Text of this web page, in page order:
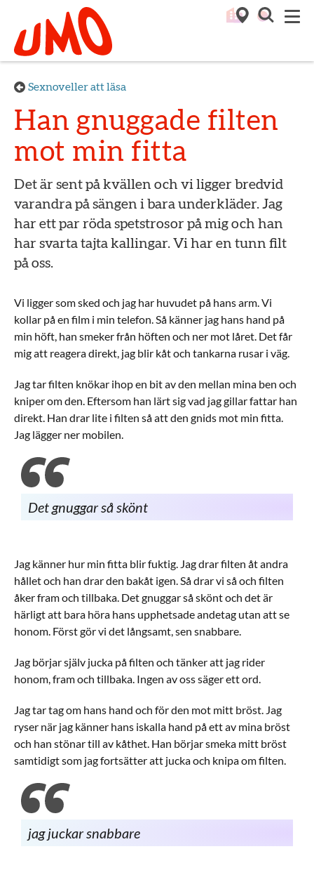
Till startsidan för Umo
Sexnoveller att läsa
Han gnuggade filten
mot min fitta
Det är sent på kvällen och vi ligger bredvid
varandra på sängen i bara underkläder. Jag
har ett par röda spetstrosor på mig och han
har svarta tajta kallingar. Vi har en tunn filt
på oss.
Vi ligger som sked och jag har huvudet på hans arm. Vi
kollar på en film i min telefon. Så känner jag hans hand på
min höft, han smeker från höften och ner mot låret. Det får
mig att reagera direkt, jag blir kåt och tankarna rusar i väg.
Jag tar filten knökar ihop en bit av den mellan mina ben och
kniper om den. Eftersom han lärt sig vad jag gillar fattar han
direkt. Han drar lite i filten så att den gnids mot min fitta.
Jag lägger ner mobilen.
Det gnuggar så skönt
Jag känner hur min fitta blir fuktig. Jag drar filten åt andra
hållet och han drar den bakåt igen. Så drar vi så och filten
åker fram och tillbaka. Det gnuggar så skönt och det är
härligt att bara höra hans upphetsade andetag utan att se
honom. Först gör vi det långsamt, sen snabbare.
Jag börjar själv jucka på filten och tänker att jag rider
honom, fram och tillbaka. Ingen av oss säger ett ord.
Jag tar tag om hans hand och för den mot mitt bröst. Jag
ryser när jag känner hans iskalla hand på ett av mina bröst
och han stönar till av kåthet. Han börjar smeka mitt bröst
samtidigt som jag fortsätter att jucka och knipa om filten.
jag juckar snabbare